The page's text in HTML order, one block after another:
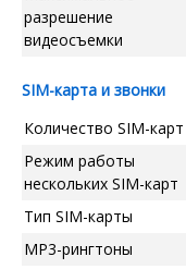
разрешение
видеосъемки
SIM-карта и звонки
Количество SIM-карт
Режим работы
нескольких SIM-карт
Тип SIM-карты
MP3-рингтоны